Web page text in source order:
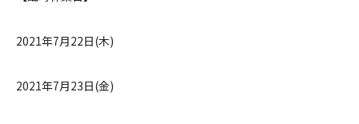
2021年7月22日(木)
2021年7月23日(金)